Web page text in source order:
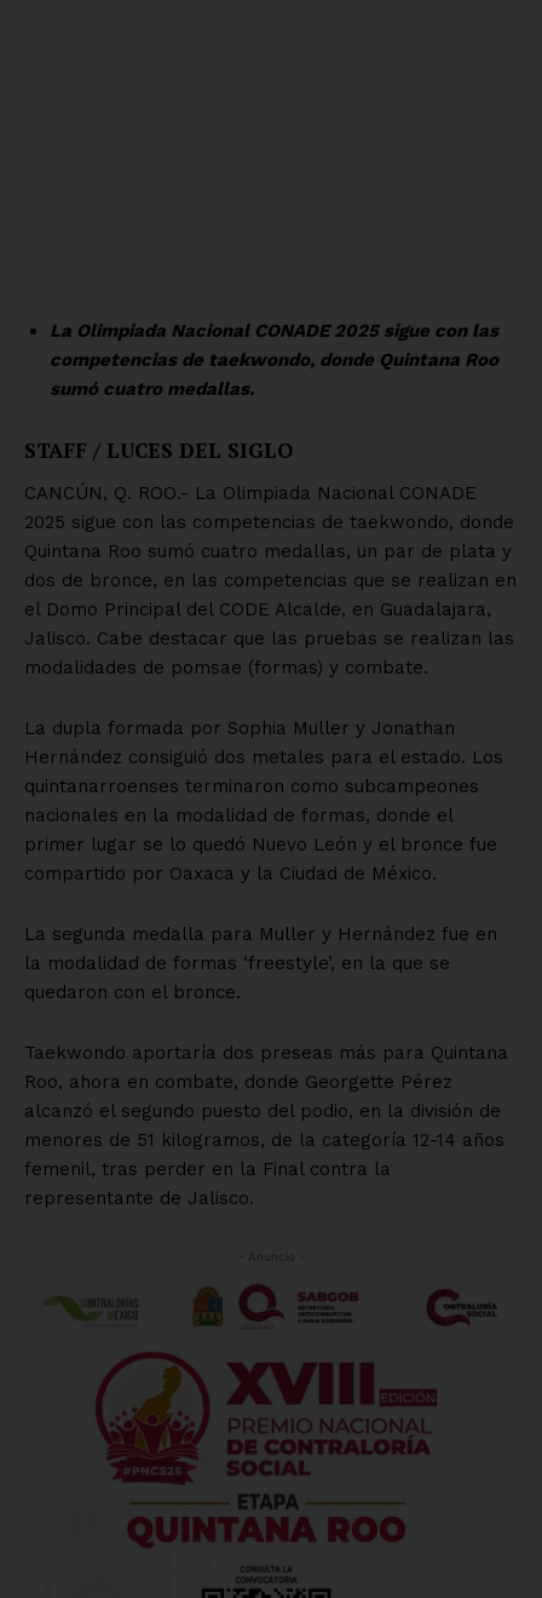
La Olimpiada Nacional CONADE 2025 sigue con las
competencias de taekwondo, donde Quintana Roo
sumó cuatro medallas.
STAFF / LUCES DEL SIGLO
CANCÚN, Q. ROO.- La Olimpiada Nacional CONADE
2025 sigue con las competencias de taekwondo, donde
Quintana Roo sumó cuatro medallas, un par de plata y
dos de bronce, en las competencias que se realizan en
el Domo Principal del CODE Alcalde, en Guadalajara,
Jalisco. Cabe destacar que las pruebas se realizan las
modalidades de pomsae (formas) y combate.
La dupla formada por Sophia Muller y Jonathan
Hernández consiguió dos metales para el estado. Los
quintanarroenses terminaron como subcampeones
nacionales en la modalidad de formas, donde el
primer lugar se lo quedó Nuevo León y el bronce fue
compartido por Oaxaca y la Ciudad de México.
La segunda medalla para Muller y Hernández fue en
la modalidad de formas ‘freestyle’, en la que se
quedaron con el bronce.
Taekwondo aportaría dos preseas más para Quintana
Roo, ahora en combate, donde Georgette Pérez
alcanzó el segundo puesto del podio, en la división de
menores de 51 kilogramos, de la categoría 12-14 años
femenil, tras perder en la Final contra la
representante de Jalisco.
- Anuncio -